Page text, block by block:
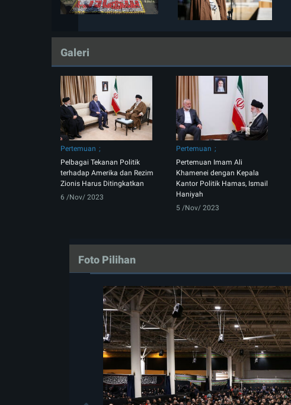
Galeri
Pertemuan
Pelbagai Tekanan Politik
terhadap Amerika dan Rezim
Zionis Harus Ditingkatkan
6 /Nov/ 2023
Pertemuan
Pertemuan Imam Ali
Khamenei dengan Kepala
Kantor Politik Hamas, Ismail
Haniyah
5 /Nov/ 2023
Foto Pilihan